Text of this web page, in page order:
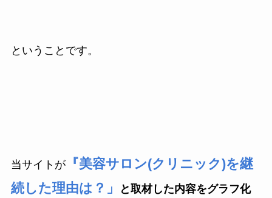
ということです。
当サイトが『美容サロン(クリニック)を継
続した理由は？」
と取材した内容をグラフ化